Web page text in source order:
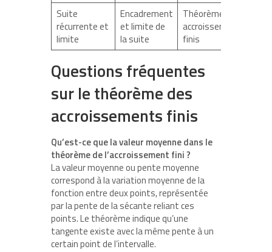
Suite
récurrente et
limite
Encadrement
et limite de
la suite
Théorème des
accroissements
finis
Questions fréquentes
sur le théorème des
accroissements finis
Qu’est-ce que la valeur moyenne dans le
théorème de l’accroissement fini ?
La valeur moyenne ou pente moyenne
correspond à la variation moyenne de la
fonction entre deux points, représentée
par la pente de la sécante reliant ces
points. Le théorème indique qu’une
tangente existe avec la même pente à un
certain point de l’intervalle.